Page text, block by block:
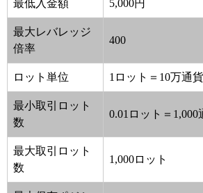
最低入金額 5,000円
最大レバレッジ
倍率
400
ロット単位 1ロット＝10万通貨
最小取引ロット
数
0.01ロット＝1,000
最大取引ロット
数
1,000ロット